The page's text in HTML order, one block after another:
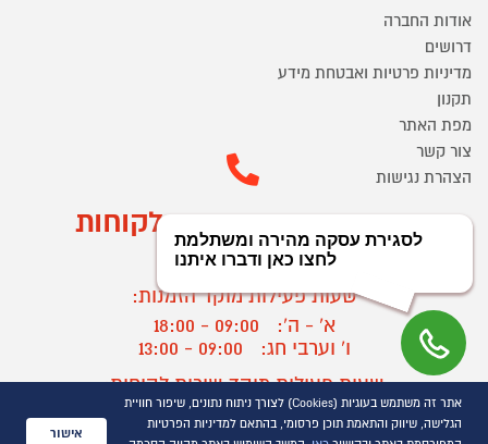
אודות החברה
דרושים
מדיניות פרטיות ואבטחת מידע
תקנון
מפת האתר
צור קשר
הצהרת נגישות
מוקד הזמנות ושירות לקוחות
03-9545370
שעות פעילות מוקד הזמנות:
א' - ה':
09:00 - 18:00
ו' וערבי חג:
09:00 - 13:00
שעות פעילות מוקד שירות לקוחות:
א' - ד':
09:00 - 16:30
ה :
09:00 - 16:00
אתר זה משתמש בעוגיות (Cookies) לצורך ניתוח נתונים, שיפור חוויית
הגלישה, שיווק והתאמת תוכן פרסומי, בהתאם למדיניות הפרטיות
אישור